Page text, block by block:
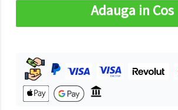
toate!
Adauga in Cos